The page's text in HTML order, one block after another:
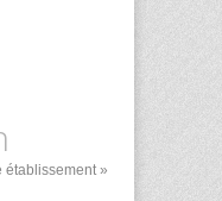
établissement »